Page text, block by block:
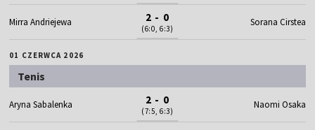
Mirra Andriejewa 2 - 0
(6:0, 6:3)
Sorana Cirstea
01 CZERWCA 2026
Tenis
Aryna Sabalenka 2 - 0
(7:5, 6:3)
Naomi Osaka